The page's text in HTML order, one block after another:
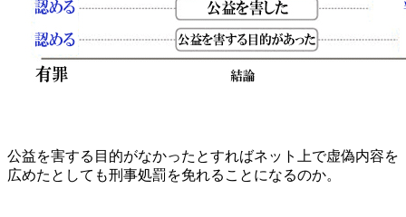
公益を害する目的がなかったとすればネット上で虚偽内容を
広めたとしても刑事処罰を免れることになるのか。